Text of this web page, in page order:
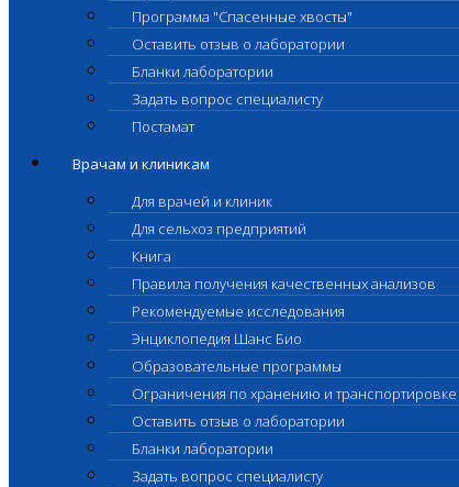
Программа "Спасенные хвосты"
Оставить отзыв о лаборатории
Бланки лаборатории
Задать вопрос специалисту
Постамат
Врачам и клиникам
Для врачей и клиник
Для сельхоз предприятий
Книга
Правила получения качественных анализов
Рекомендуемые исследования
Энциклопедия Шанс Био
Образовательные программы
Ограничения по хранению и транспортировке
Оставить отзыв о лаборатории
Бланки лаборатории
Задать вопрос специалисту